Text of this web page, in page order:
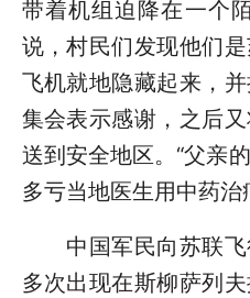
带着机组迫降在一个
说，村民们发现他们
飞机就地隐藏起来，
集会表示感谢，之后
送到安全地区。“父亲
多亏当地医生用中药
中国军民向苏联飞
多次出现在斯柳萨列